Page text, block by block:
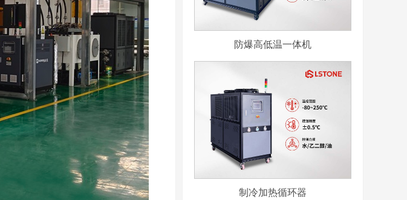
防爆高低温一体机
制冷加热循环器